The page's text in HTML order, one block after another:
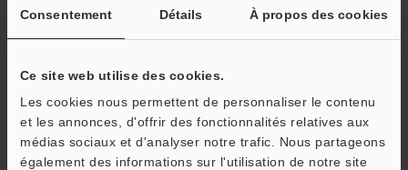
Consentement Détails À propos des cookies
Ce site web utilise des cookies.
Les cookies nous permettent de personnaliser le contenu
et les annonces, d'offrir des fonctionnalités relatives aux
médias sociaux et d'analyser notre trafic. Nous partageons
également des informations sur l'utilisation de notre site
Continuer
Nous garantissons une confidentialité totale : vos informations ne
Confidentialité